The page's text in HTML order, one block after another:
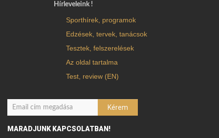
Hírleveleink !
Sporthírek, programok
Edzések, tervek, tanácsok
Tesztek, felszerelések
Az oldal tartalma
Test, review (EN)
MARADJUNK KAPCSOLATBAN!